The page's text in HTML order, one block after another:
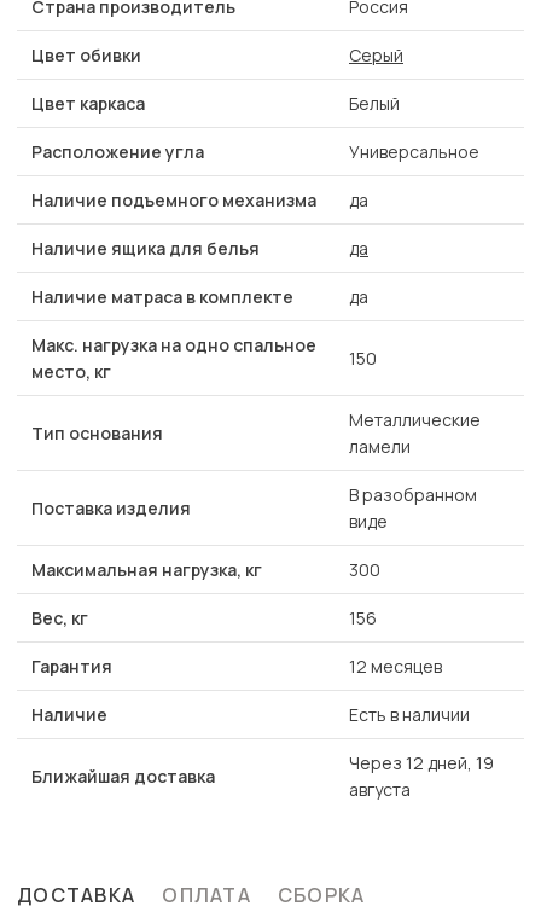
Страна производитель Россия
Цвет обивки Серый
Цвет каркаса Белый
Расположение угла Универсальное
Наличие подъемного механизма да
Наличие ящика для белья да
Наличие матраса в комплекте да
Макс. нагрузка на одно спальное
место, кг
150
Тип основания
Металлические
ламели
Поставка изделия
В разобранном
виде
Максимальная нагрузка, кг 300
Вес, кг 156
Гарантия 12 месяцев
Наличие Есть в наличии
Ближайшая доставка
Через 12 дней, 19
августа
ДОСТАВКА ОПЛАТА СБОРКА